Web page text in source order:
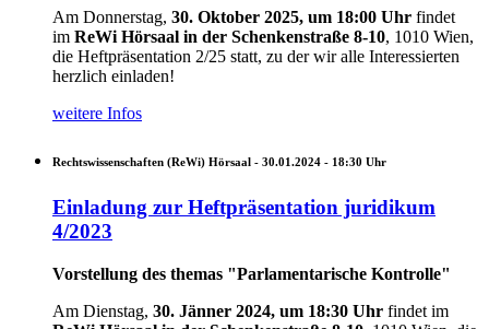
Am Donnerstag, 30. Oktober 2025, um 18:00 Uhr findet
im ReWi Hörsaal in der Schenkenstraße 8-10, 1010 Wien,
die Heftpräsentation 2/25 statt, zu der wir alle Interessierten
herzlich einladen!
weitere Infos
Rechtswissenschaften (ReWi) Hörsaal - 30.01.2024 - 18:30 Uhr
Einladung zur Heftpräsentation juridikum
4/2023
Vorstellung des themas "Parlamentarische Kontrolle"
Am Dienstag, 30. Jänner 2024, um 18:30 Uhr findet im